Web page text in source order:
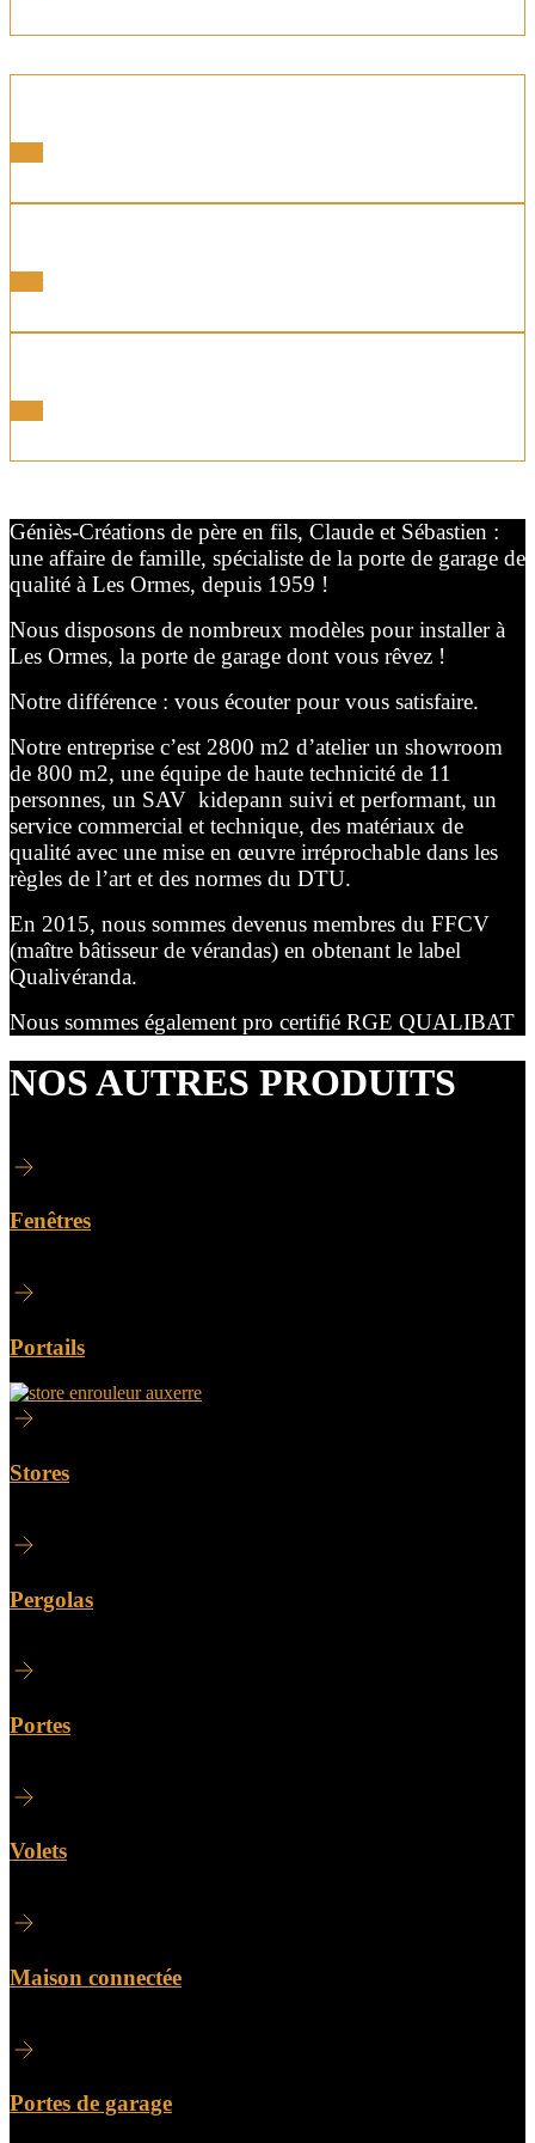
Géniès-Créations de père en fils, Claude et Sébastien :
une affaire de famille, spécialiste de la porte de garage de
qualité à Les Ormes, depuis 1959 !
Nous disposons de nombreux modèles pour installer à
Les Ormes, la porte de garage dont vous rêvez !
Notre différence : vous écouter pour vous satisfaire.
Notre entreprise c’est 2800 m2 d’atelier un showroom
de 800 m2, une équipe de haute technicité de 11
personnes, un SAV kidepann suivi et performant, un
service commercial et technique, des matériaux de
qualité avec une mise en œuvre irréprochable dans les
règles de l’art et des normes du DTU.
En 2015, nous sommes devenus membres du FFCV
(maître bâtisseur de vérandas) en obtenant le label
Qualivéranda.
Nous sommes également pro certifié RGE QUALIBAT
NOS AUTRES PRODUITS
Fenêtres
Portails
Stores
Pergolas
Portes
Volets
Maison connectée
Portes de garage